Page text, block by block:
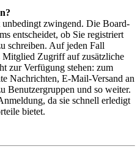
zwingend. Die Board-
entscheidet, ob Sie registriert
schreiben. Auf jeden Fall
Mitglied Zugriff auf zusätzliche
zur Verfügung stehen: zum
Nachrichten, E-Mail-Versand an
Benutzergruppen und so weiter.
da sie schnell erledigt
bietet.